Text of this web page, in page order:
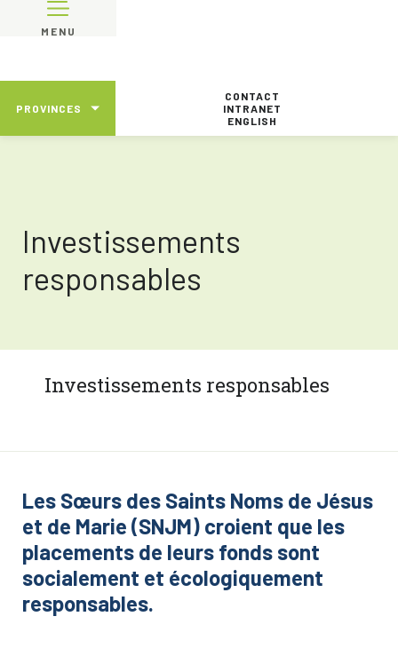
MENU
PROVINCES
CONTACT
INTRANET
ENGLISH
Investissements
responsables
Investissements responsables
Les Sœurs des Saints Noms de Jésus
et de Marie (SNJM) croient que les
placements de leurs fonds sont
socialement et écologiquement
responsables.